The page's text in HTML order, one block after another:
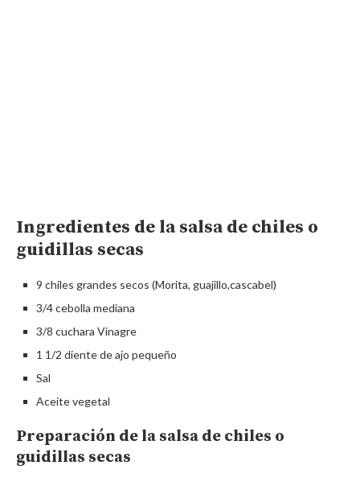
Ingredientes de la salsa de chiles o
guidillas secas
9 chiles grandes secos (Morita, guajillo,cascabel)
3/4 cebolla mediana
3/8 cuchara Vinagre
1 1/2 diente de ajo pequeño
Sal
Aceite vegetal
Preparación de la salsa de chiles o
guidillas secas